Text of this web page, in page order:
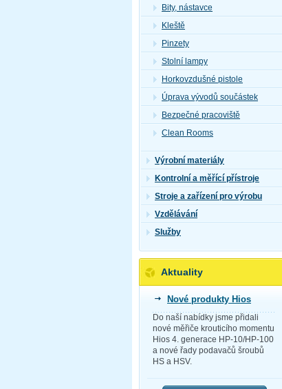
Bity, nástavce
Kleště
Pinzety
Stolní lampy
Horkovzdušné pistole
Úprava vývodů součástek
Bezpečné pracoviště
Clean Rooms
Výrobní materiály
Kontrolní a měřící přístroje
Stroje a zařízení pro výrobu
Vzdělávání
Služby
Aktuality
Nové produkty Hios
Do naší nabídky jsme přidali
nové měřiče krouticího momentu
Hios 4. generace HP-10/HP-100
a nové řady podavačů šroubů
HS a HSV.